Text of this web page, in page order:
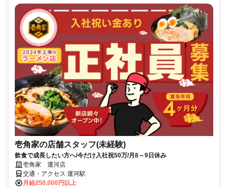
壱角家の店舗スタッフ(未経験)
飲食で成長したい方へ/今だけ入社祝50万/月8～9日休み
壱角家 運河店
交通・アクセス 運河駅
月給250,000円以上